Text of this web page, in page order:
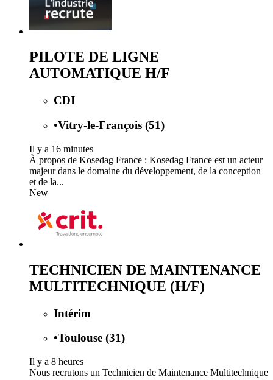
PILOTE DE LIGNE
AUTOMATIQUE H/F
CDI
•Vitry-le-François (51)
Il y a 16 minutes
À propos de Kosedag France : Kosedag France est un acteur
majeur dans le domaine du développement, de la conception
et de la...
New
TECHNICIEN DE MAINTENANCE
MULTITECHNIQUE (H/F)
Intérim
•Toulouse (31)
Il y a 8 heures
Nous recrutons un Technicien de Maintenance Multitechnique